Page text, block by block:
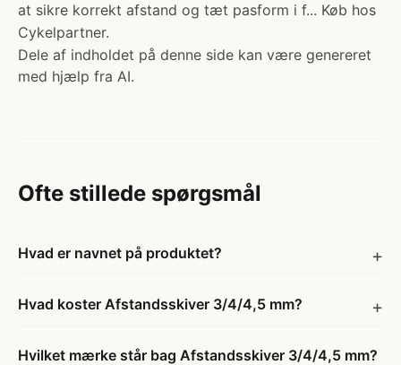
at sikre korrekt afstand og tæt pasform i f... Køb hos
Cykelpartner.
Dele af indholdet på denne side kan være genereret
med hjælp fra AI.
Ofte stillede spørgsmål
Hvad er navnet på produktet?
Hvad koster Afstandsskiver 3/4/4,5 mm?
Hvilket mærke står bag Afstandsskiver 3/4/4,5 mm?